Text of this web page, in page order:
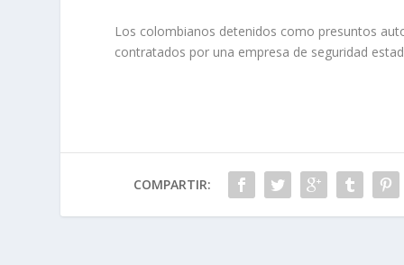
Los colombianos detenidos como presuntos
contratados por una empresa de seguridad
COMPARTIR: